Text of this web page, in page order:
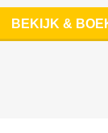
BEKIJK &